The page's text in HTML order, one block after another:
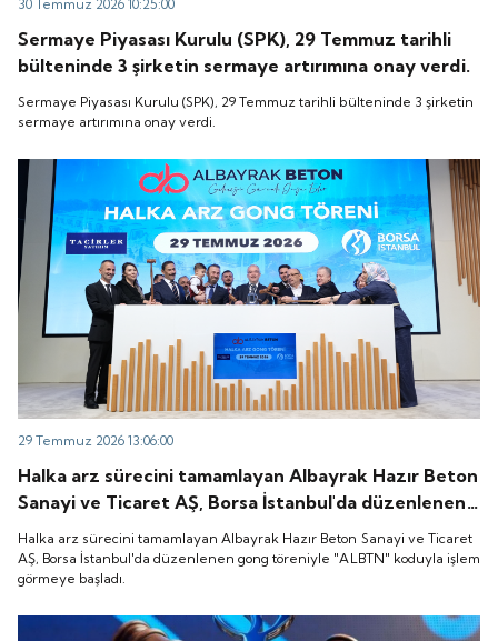
30 Temmuz 2026 10:25:00
Sermaye Piyasası Kurulu (SPK), 29 Temmuz tarihli
bülteninde 3 şirketin sermaye artırımına onay verdi.
Sermaye Piyasası Kurulu (SPK), 29 Temmuz tarihli bülteninde 3 şirketin
sermaye artırımına onay verdi.
29 Temmuz 2026 13:06:00
Halka arz sürecini tamamlayan Albayrak Hazır Beton
Sanayi ve Ticaret AŞ, Borsa İstanbul'da düzenlenen
gong töreniyle "ALBTN" koduyla işlem görmeye
başladı.
Halka arz sürecini tamamlayan Albayrak Hazır Beton Sanayi ve Ticaret
AŞ, Borsa İstanbul'da düzenlenen gong töreniyle "ALBTN" koduyla işlem
görmeye başladı.